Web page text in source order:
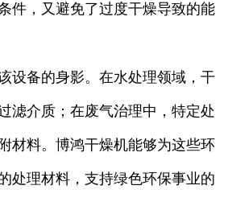
件，又避免了过度干燥导致的能
设备的身影。在水处理领域，干
滤介质；在废气治理中，特定处
材料。博鸿干燥机能够为这些环
处理材料，支持绿色环保事业的